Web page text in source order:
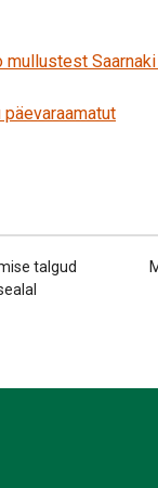
mullustest
päevaraamatut
talgud